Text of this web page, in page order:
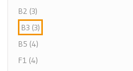
B2 (3)
B3 (3)
B5 (4)
F1 (4)